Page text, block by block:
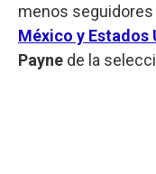
menos seguidores
México y Estados
Payne de la